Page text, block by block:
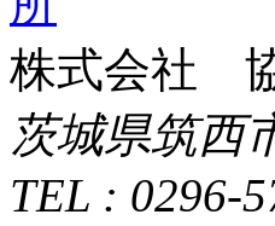
株式会社
茨城県筑西
TEL : 0296-